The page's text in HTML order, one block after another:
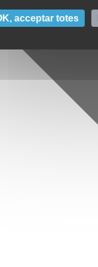
acceptar totes